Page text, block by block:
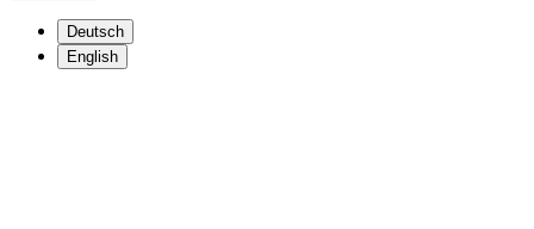
Deutsch
English